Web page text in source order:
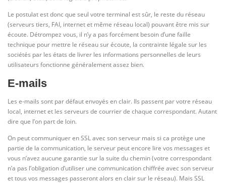
Le postulat est donc que seul votre terminal est sûr, le reste du réseau
(serveurs tiers, FAI, internet et même réseau local) pouvant être mis sur
écoute. Détrompez vous, il n’y a pas forcément besoin d’une faille
technique pour mettre le réseau sur écoute, la contrainte légale sur les
sociétés par les états de livrer les informations personnelles de leurs
utilisateurs fonctionne généralement assez bien.
E-mails
Les e-mails sont par défaut envoyés en clair. Ils passent par votre réseau
local, internet et les serveurs de courrier de chaque correspondant. Autant
dire que l’on part de loin.
On peut communiquer en SSL avec son serveur mais si ca protège une
partie de la communication, le serveur peut encore lire vos messages et
vous n’avez aucune garantie sur la suite du chemin (votre correspondant
n’a pas l’obligation d’utiliser une communication chiffrée avec son serveur
et tous vos messages passeront alors en clair sur le réseau). Mais SSL